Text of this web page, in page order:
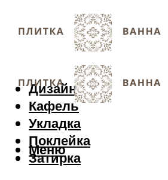
Дизайн
Кафель
Укладка
Поклейка
Затирка
Меню